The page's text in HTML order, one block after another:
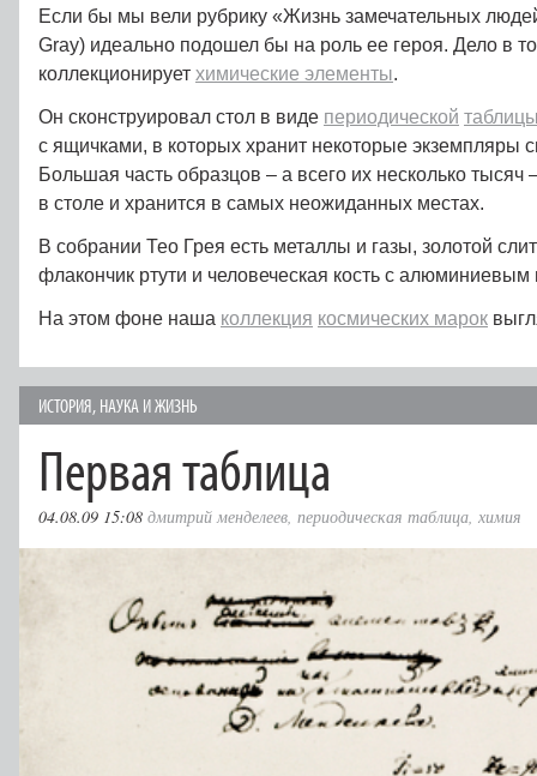
Если бы мы вели рубрику «Жизнь замечательных
Gray) идеально подошел бы на роль ее героя. Дело в
коллекционирует химические элементы.
Он сконструировал стол в виде периодической
с ящичками, в которых хранит некоторые экземпляры
Большая часть образцов – а всего их несколько тысяч
в столе и хранится в самых неожиданных местах.
В собрании Тео Грея есть металлы и газы, золотой
флакончик ртути и человеческая кость с алюминиевым
На этом фоне наша коллекция космических марок
ИСТОРИЯ, НАУКА И ЖИЗНЬ
Первая таблица
04.08.09 15:08 дмитрий менделеев, периодическая таблица, химия